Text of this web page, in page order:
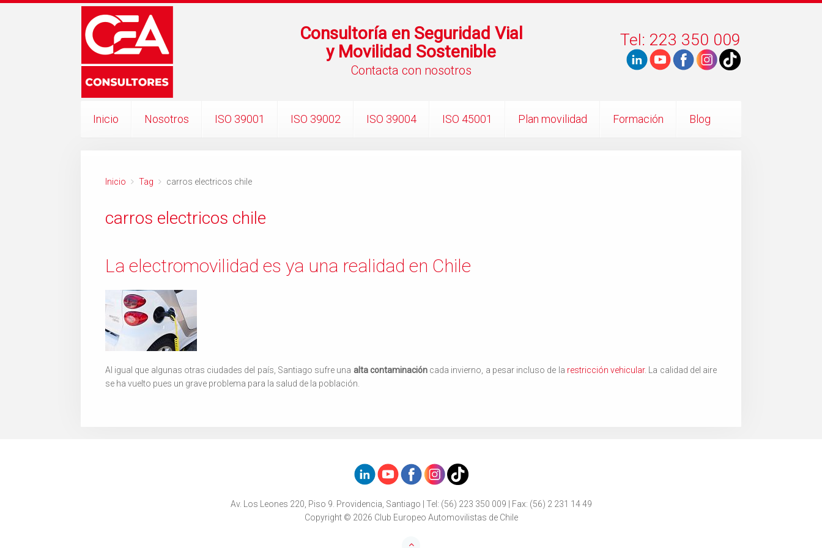
Consultoría en Seguridad Vial
y Movilidad Sostenible
Contacta con nosotros
Tel: 223 350 009
Inicio Nosotros ISO 39001 ISO 39002 ISO 39004 ISO 45001 Plan movilidad Formación Blog
Inicio Tag carros electricos chile
carros electricos chile
La electromovilidad es ya una realidad en Chile
Al igual que algunas otras ciudades del país, Santiago sufre una alta contaminacióncada invierno, a pesar incluso de la restricción vehicular. La calidad del aire
se ha vuelto pues un grave problema para la salud de la población.
Av. Los Leones 220, Piso 9. Providencia, Santiago | Tel: (56) 223 350 009 | Fax: (56) 2 231 14 49
Copyright © 2026 Club Europeo Automovilistas de Chile